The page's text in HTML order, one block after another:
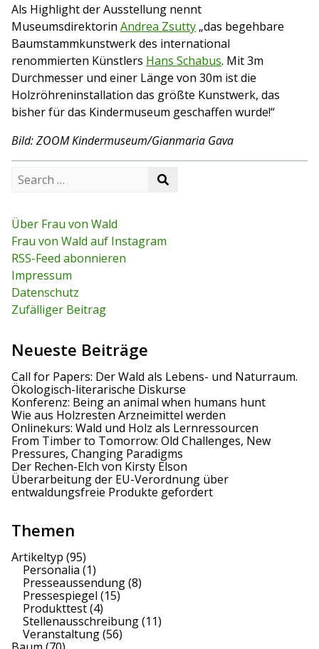
Als Highlight der Ausstellung nennt
Museumsdirektorin Andrea Zsutty „das begehbare
Baumstammkunstwerk des international
renommierten Künstlers Hans Schabus. Mit 3m
Durchmesser und einer Länge von 30m ist die
Holzröhreninstallation das größte Kunstwerk, das
bisher für das Kindermuseum geschaffen wurde!“
Bild: ZOOM Kindermuseum/Gianmaria Gava
c
h
f
o
r
:
Über Frau von Wald
Frau von Wald auf Instagram
RSS-Feed abonnieren
Impressum
Datenschutz
Zufälliger Beitrag
Neueste Beiträge
Call for Papers: Der Wald als Lebens- und Naturraum.
Ökologisch-literarische Diskurse
Konferenz: Being an animal when humans hunt
Wie aus Holzresten Arzneimittel werden
Onlinekurs: Wald und Holz als Lernressourcen
From Timber to Tomorrow: Old Challenges, New
Pressures, Changing Paradigms
Der Rechen-Elch von Kirsty Elson
Überarbeitung der EU-Verordnung über
entwaldungsfreie Produkte gefordert
Themen
Artikeltyp (95)
Personalia (1)
Presseaussendung(8)
Pressespiegel (15)
Produkttest(4)
Stellenausschreibung(11)
Veranstaltung(56)